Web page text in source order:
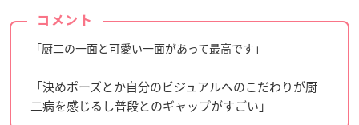
コメント
「厨二の一面と可愛い一面があって最高です」
「決めポーズとか自分のビジュアルへのこだわりが厨
二病を感じるし普段とのギャップがすごい」